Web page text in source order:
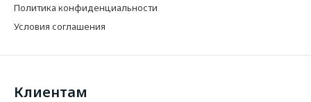
Политика конфиденциальности
Условия соглашения
Клиентам